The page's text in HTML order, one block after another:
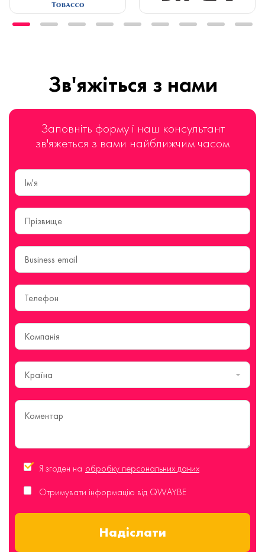
Зв'яжіться з нами
Заповніть форму і наш консультант
зв'яжеться з вами найближчим часом
Країна
Я згоден на обробку персональних даних
Отримувати інформацію від QWAYBE
Надіслати